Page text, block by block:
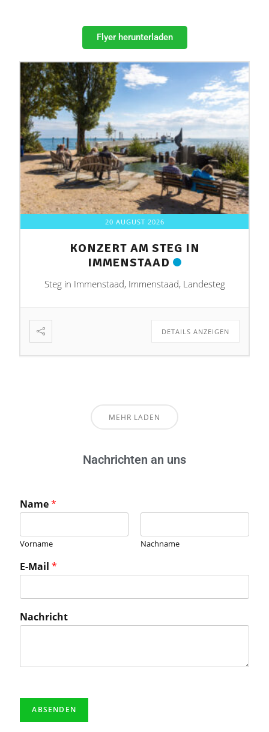
Flyer herunterladen
20 AUGUST 2026
KONZERT AM STEG IN
IMMENSTAAD
Steg in Immenstaad, Immenstaad, Landesteg
DETAILS ANZEIGEN
MEHR LADEN
Nachrichten an uns
Name*
Vorname Nachname
E-Mail*
Nachricht
ABSENDEN